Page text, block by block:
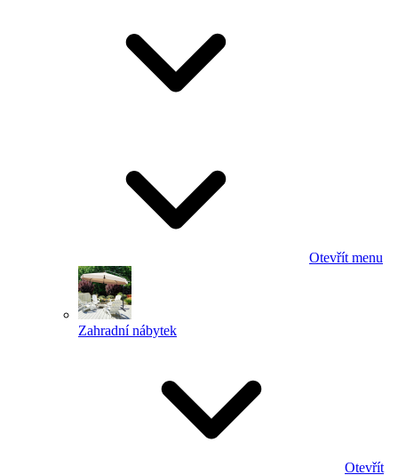
Otevřít menu
Zahradní nábytek
Otevřít